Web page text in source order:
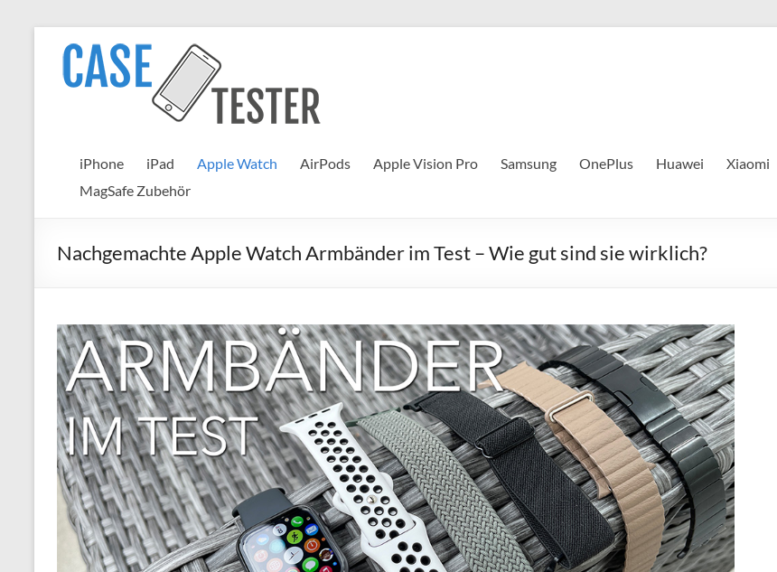
Inhalt
springen
Case
Tester
Panzergläser
iPhone iPad Apple Watch AirPods Apple Vision Pro Samsung OnePlus Huawei Xiaomi
MagSafe Zubehör
Nachgemachte Apple Watch Armbänder im Test – Wie gut sind sie wirklich?